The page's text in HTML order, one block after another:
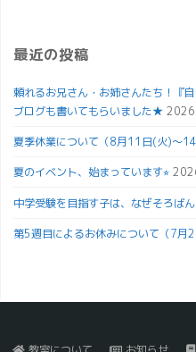
最近の投稿
頼れるお兄さん・お姉さんたち！『
ブログも書いてもらいました★ 2026
夏季休業について（8月11日(火)～14
夏のイベント、始まっています⭐︎
中学受験を目指す子は、なぜそろば
第5週目によるお休みについて（7月